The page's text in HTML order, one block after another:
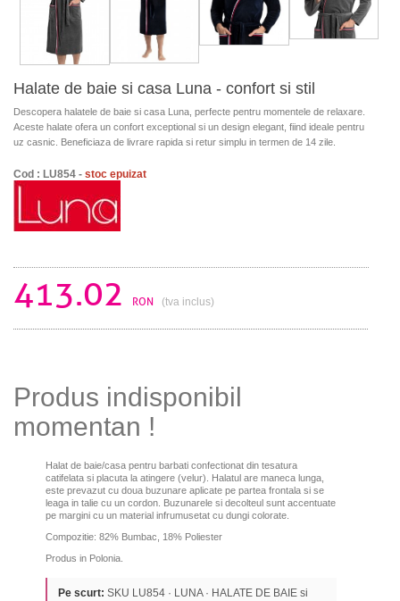
Halate de baie si casa Luna - confort si stil
Descopera halatele de baie si casa Luna, perfecte pentru momentele de relaxare.
Aceste halate ofera un confort exceptional si un design elegant, fiind ideale pentru
uz casnic. Beneficiaza de livrare rapida si retur simplu in termen de 14 zile.
Cod : LU854 - stoc epuizat
413.02 RON (tva inclus)
Produs indisponibil
momentan !
Halat de baie/casa pentru barbati confectionat din tesatura
catifelata si placuta la atingere (velur). Halatul are maneca lunga,
este prevazut cu doua buzunare aplicate pe partea frontala si se
leaga in talie cu un cordon. Buzunarele si decolteul sunt accentuate
pe margini cu un material infrumusetat cu dungi colorate.
Compozitie: 82% Bumbac, 18% Poliester
Produs in Polonia.
Pe scurt: SKU LU854 · LUNA · HALATE DE BAIE si